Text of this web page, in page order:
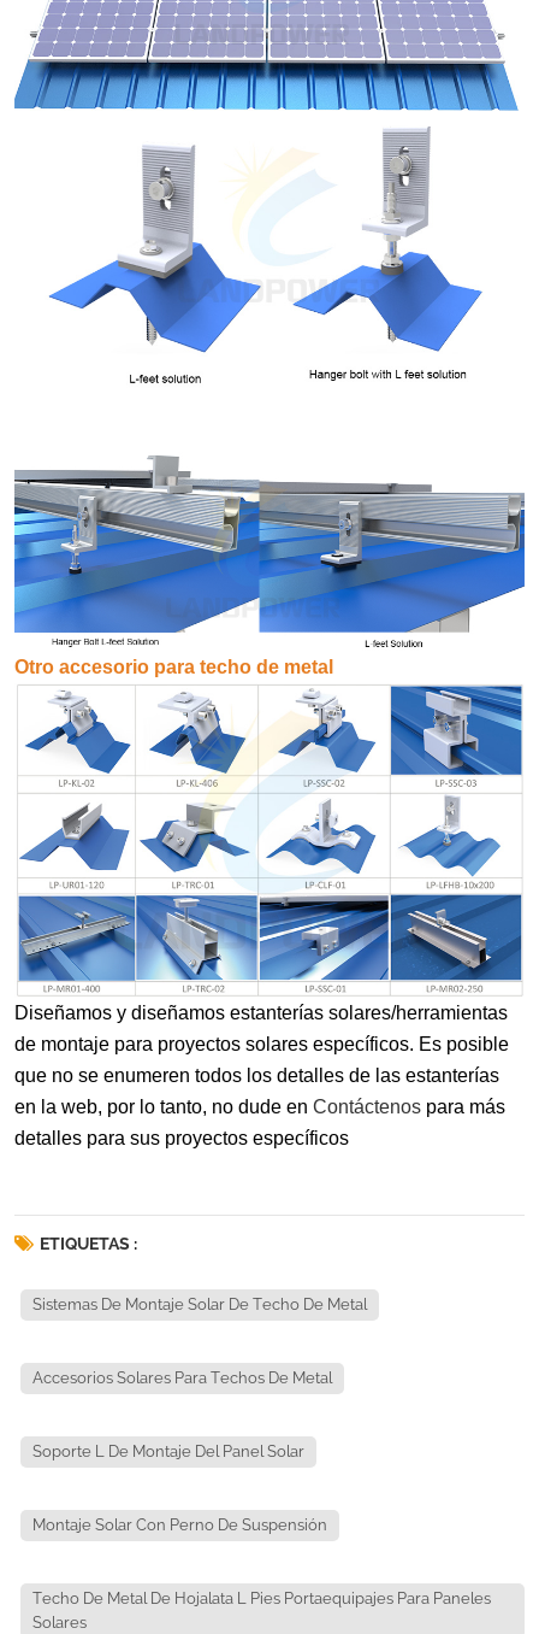
Otro accesorio para techo de metal
Diseñamos y diseñamos estanterías solares/herramientas
de montaje para proyectos solares específicos. Es posible
que no se enumeren todos los detalles de las estanterías
en la web, por lo tanto, no dude en Contáctenos para más
detalles para sus proyectos específicos
ETIQUETAS :
Sistemas De Montaje Solar De Techo De Metal
Accesorios Solares Para Techos De Metal
Soporte L De Montaje Del Panel Solar
Montaje Solar Con Perno De Suspensión
Techo De Metal De Hojalata L Pies Portaequipajes Para Paneles
Solares